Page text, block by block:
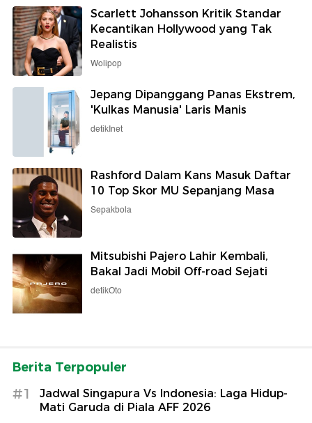
Scarlett Johansson Kritik Standar
Kecantikan Hollywood yang Tak
Realistis
Wolipop
Jepang Dipanggang Panas Ekstrem,
'Kulkas Manusia' Laris Manis
detikInet
Rashford Dalam Kans Masuk Daftar
10 Top Skor MU Sepanjang Masa
Sepakbola
Mitsubishi Pajero Lahir Kembali,
Bakal Jadi Mobil Off-road Sejati
detikOto
Berita Terpopuler
#1
Jadwal Singapura Vs Indonesia: Laga Hidup-
Mati Garuda di Piala AFF 2026